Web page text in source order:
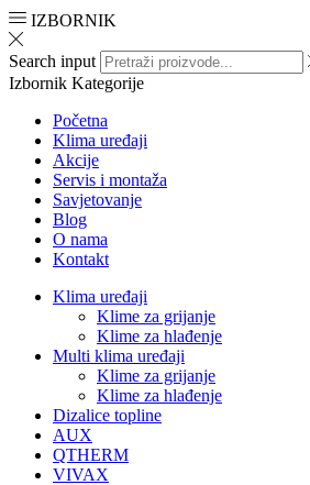
IZBORNIK
Search input
Izbornik Kategorije
Početna
Klima uređaji
Akcije
Servis i montaža
Savjetovanje
Blog
O nama
Kontakt
Klima uređaji
Klime za grijanje
Klime za hlađenje
Multi klima uređaji
Klime za grijanje
Klime za hlađenje
Dizalice topline
AUX
QTHERM
VIVAX